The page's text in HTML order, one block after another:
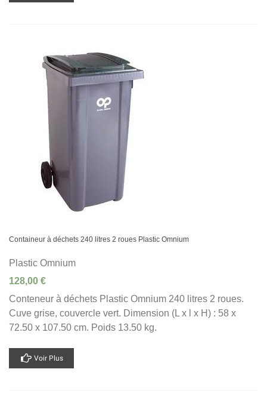
Containeur à déchets 240 litres 2 roues Plastic Omnium
Plastic Omnium
128,00 €
Conteneur à déchets Plastic Omnium 240 litres 2 roues.
Cuve grise, couvercle vert. Dimension (L x l x H) : 58 x
72.50 x 107.50 cm. Poids 13.50 kg.
Voir Plus